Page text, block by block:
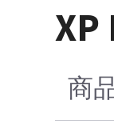
XP
商